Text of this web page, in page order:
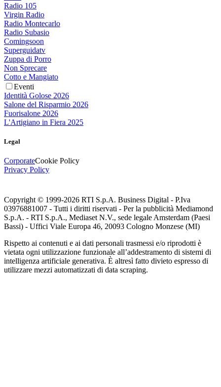
Radio 105
Virgin Radio
Radio Montecarlo
Radio Subasio
Comingsoon
Superguidatv
Zuppa di Porro
Non Sprecare
Cotto e Mangiato
Eventi
Identità Golose 2026
Salone del Risparmio 2026
Fuorisalone 2026
L'Artigiano in Fiera 2025
Legal
CorporateCookie Policy
Privacy Policy
Copyright © 1999-2026 RTI S.p.A. Business Digital - P.Iva
03976881007 - Tutti i diritti riservati - Per la pubblicità Mediamond
S.p.A. - RTI S.p.A., Mediaset N.V., sede legale Amsterdam (Paesi
Bassi) - Uffici Viale Europa 46, 20093 Cologno Monzese (MI)
Rispetto ai contenuti e ai dati personali trasmessi e/o riprodotti è
vietata ogni utilizzazione funzionale all’addestramento di sistemi di
intelligenza artificiale generativa. È altresì fatto divieto espresso di
utilizzare mezzi automatizzati di data scraping.